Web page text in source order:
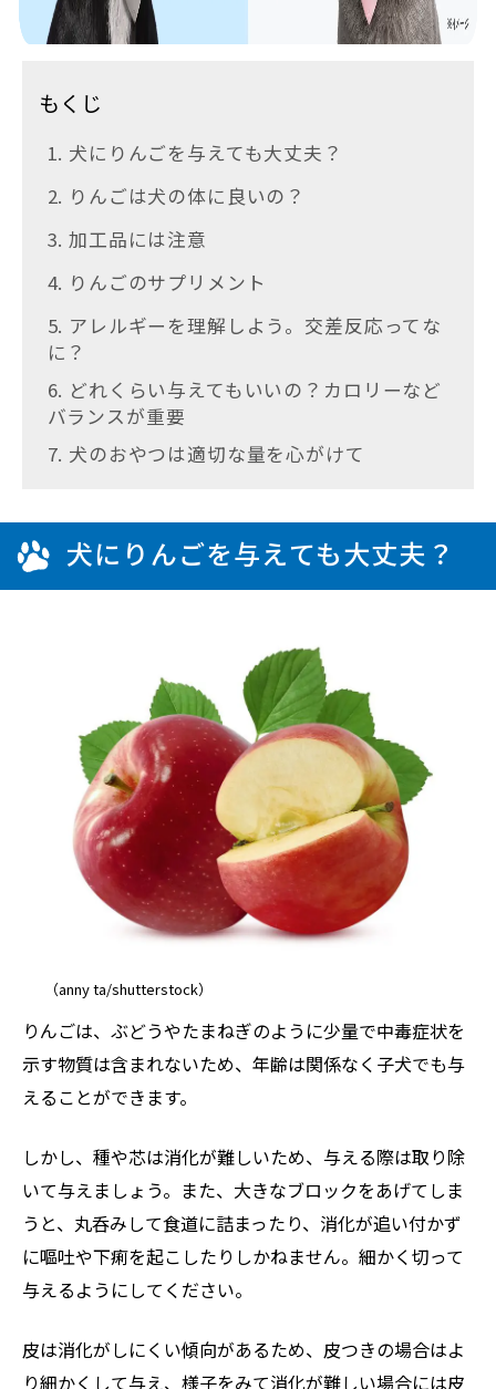
もくじ
1. 犬にりんごを与えても大丈夫？
2. りんごは犬の体に良いの？
3. 加工品には注意
4. りんごのサプリメント
5. アレルギーを理解しよう。交差反応ってな
に？
6. どれくらい与えてもいいの？カロリーなど
バランスが重要
7. 犬のおやつは適切な量を心がけて
犬にりんごを与えても大丈夫？
（anny ta/shutterstock）
りんごは、ぶどうやたまねぎのように少量で中毒症状を
示す物質は含まれないため、年齢は関係なく子犬でも与
えることができます。
しかし、種や芯は消化が難しいため、与える際は取り除
いて与えましょう。また、大きなブロックをあげてしま
うと、丸呑みして食道に詰まったり、消化が追い付かず
に嘔吐や下痢を起こしたりしかねません。細かく切って
与えるようにしてください。
皮は消化がしにくい傾向があるため、皮つきの場合はよ
り細かくして与え、様子をみて消化が難しい場合には皮